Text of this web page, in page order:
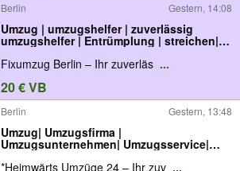
Berlin Gestern, 14:08
Umzug | umzugshelfer | zuverlässig
umzugshelfer | Entrümplung | streichen|
Umzugsfirma
Fixumzug Berlin – Ihr zuverläs ...
20 € VB
Berlin Gestern, 13:48
Umzug| Umzugsfirma |
Umzugsunternehmen| Umzugsservice|
MöbeltranF
*Heimwärts Umzüge 24 – Ihr zuv ...